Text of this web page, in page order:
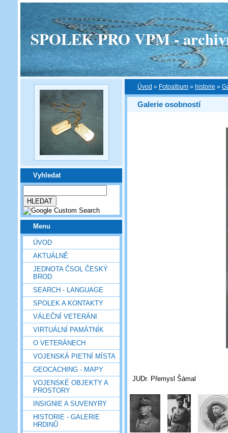
SPOLEK PRO VPM -
Vyhledat
Menu
ÚVOD
AKTUÁLNĚ
JEDNOTA ČSOL ČESKÝ
BROD
SEARCH - LANGUAGE
SPOLEK A KONTAKTY
VÁLEČNÍ VETERÁNI
VIRTUÁLNÍ PAMÁTNÍK
O VETERÁNECH
VOJENSKÁ PIETNÍ MÍSTA
GEOCACHING - MAPY
VOJENSKÉ OBJEKTY A
PROSTORY
INSIGNIE A SUVENYRY
HISTORIE - GALERIE
HRDINŮ
Úvod » Fotoalbum » historie »
Galerie osobností
JUDr. Přemysl Šámal